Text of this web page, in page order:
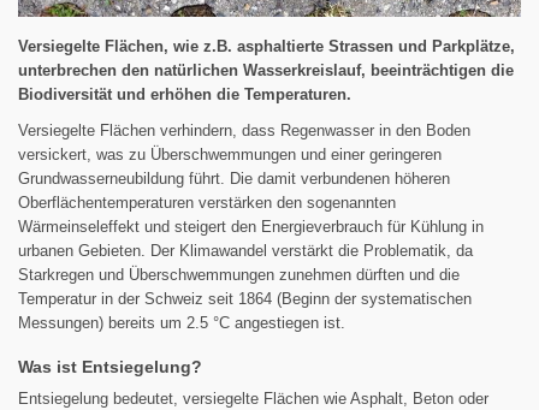
Versiegelte Flächen, wie z.B. asphaltierte Strassen und Parkplätze,
unterbrechen den natürlichen Wasserkreislauf, beeinträchtigen die
Biodiversität und erhöhen die Temperaturen.
Versiegelte Flächen verhindern, dass Regenwasser in den Boden
versickert, was zu Überschwemmungen und einer geringeren
Grundwasserneubildung führt. Die damit verbundenen höheren
Oberflächentemperaturen verstärken den sogenannten
Wärmeinseleffekt und steigert den Energieverbrauch für Kühlung in
urbanen Gebieten. Der Klimawandel verstärkt die Problematik, da
Starkregen und Überschwemmungen zunehmen dürften und die
Temperatur in der Schweiz seit 1864 (Beginn der systematischen
Messungen) bereits um 2.5 °C angestiegen ist.
Was ist Entsiegelung?
Entsiegelung bedeutet, versiegelte Flächen wie Asphalt, Beton oder